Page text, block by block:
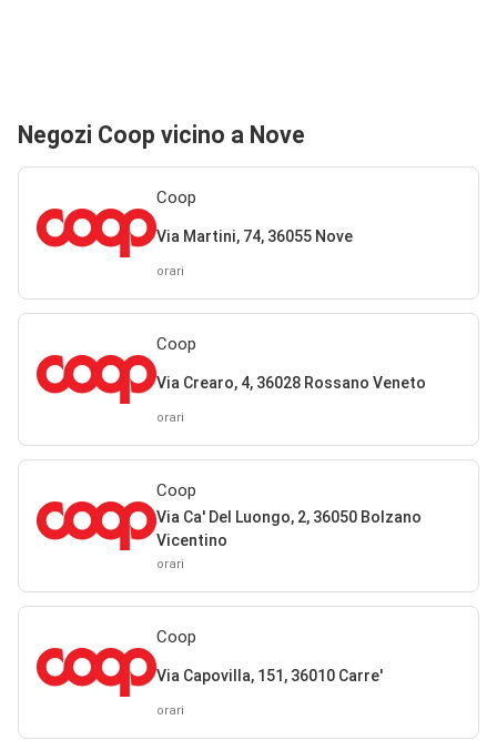
Negozi Coop vicino a Nove
Coop
Via Martini, 74, 36055 Nove
orari
Coop
Via Crearo, 4, 36028 Rossano Veneto
orari
Coop
Via Ca' Del Luongo, 2, 36050 Bolzano
Vicentino
orari
Coop
Via Capovilla, 151, 36010 Carre'
orari